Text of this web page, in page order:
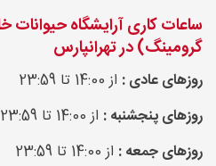
ساعات کاری آرایشگاه
گرومینگ) در تهرانپارس
روزهای عادی : از 14:00 تا 23:59
روزهای پنجشنبه : از 14:00 تا 23:59
روزهای جمعه : از 14:00 تا 23:59